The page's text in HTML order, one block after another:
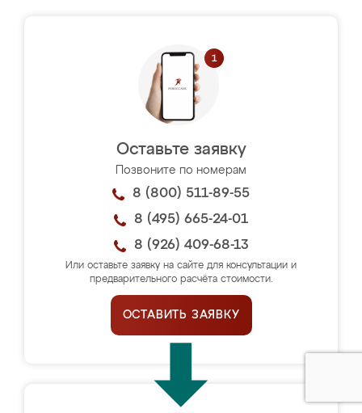
Оставьте заявку
Позвоните по номерам
8 (800) 511-89-55
8 (495) 665-24-01
8 (926) 409-68-13
Или оставьте заявку на сайте для консультации и
предварительного расчёта стоимости.
ОСТАВИТЬ ЗАЯВКУ